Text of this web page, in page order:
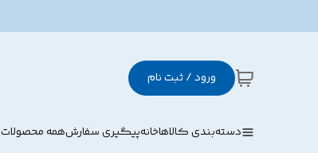
ورود / ثبت نام
دسته‌بندی کالاهاخانهپیگیری سفارشهمه محصولات